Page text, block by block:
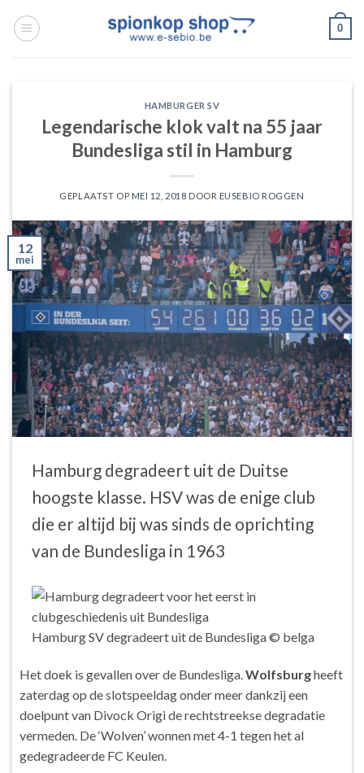
naar
0
HAMBURGER SV
Legendarische klok valt na 55 jaar
Bundesliga stil in Hamburg
GEPLAATST OP MEI 12, 2018 DOOR EUSEBIO ROGGEN
12
mei
Hamburg degradeert uit de Duitse
hoogste klasse. HSV was de enige club
die er altijd bij was sinds de oprichting
van de Bundesliga in 1963
Hamburg SV degradeert uit de Bundesliga© belga
Het doek is gevallen over de Bundesliga. Wolfsburgheeft
zaterdag op de slotspeeldag onder meer dankzij een
doelpunt van Divock Origi de rechtstreekse degradatie
vermeden. De ‘Wolven’ wonnen met 4-1 tegen het al
gedegradeerde FC Keulen.